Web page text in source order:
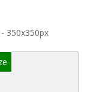
350x350px